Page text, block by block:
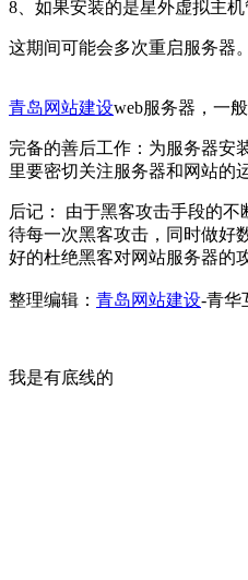
8、如果安装的是星外虚拟主
这期间可能会多次重启服务器
青岛网站建设web服务器，一
完备的善后工作：为服务器安
里要密切关注服务器和网站的
后记： 由于黑客攻击手段的
待每一次黑客攻击，同时做好
好的杜绝黑客对网站服务器的
整理编辑： 青岛网站建设-青华
我是有底线的